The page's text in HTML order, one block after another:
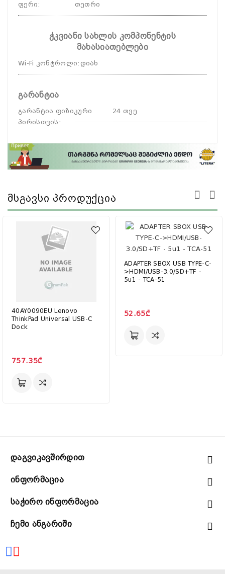
ფერი: თეთრი
ჭკვიანი სახლის კომპონენტის
მახასიათებლები
Wi-Fi კონტროლი: დიახ
გარანტია
გარანტია ფიზიკური
პირისთვის:
24 თვე
Მსგავსი Პროდუქცია
40AY0090EU Lenovo
ThinkPad Universal USB-C
Dock
757.35₾
ADAPTER SBOX USB TYPE-C-
>HDMI/USB-3.0/SD+TF -
5u1 - TCA-51
52.65₾
Დაგვიკავშირდით
Ინფორმაცია
Საჭირო Ინფორმაცია
Ჩემი Ანგარიში